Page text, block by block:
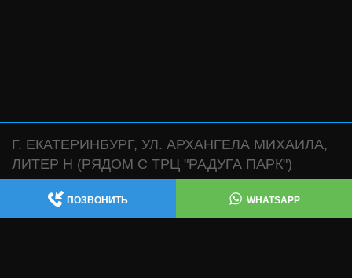
ПОЗВОНИТЬ WHATSAPP
Г. ЕКАТЕРИНБУРГ, УЛ. АРХАНГЕЛА МИХАИЛА,
ЛИТЕР Н (РЯДОМ С ТРЦ "РАДУГА ПАРК")
АВТОСЕРВИС:
,
WHATSAPP
МАГАЗИН:
WHATSAPP